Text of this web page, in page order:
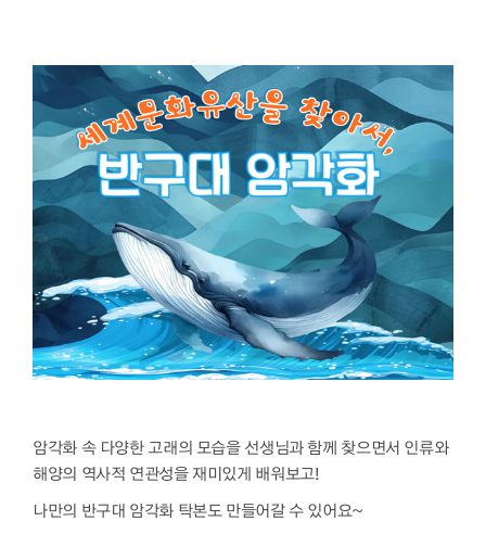
암각화 속 다양한 고래의 모습을 선생님과 함께 찾으면서 인류와
해양의 역사적 연관성을 재미있게 배워보고!
나만의 반구대 암각화 탁본도 만들어갈 수 있어요~